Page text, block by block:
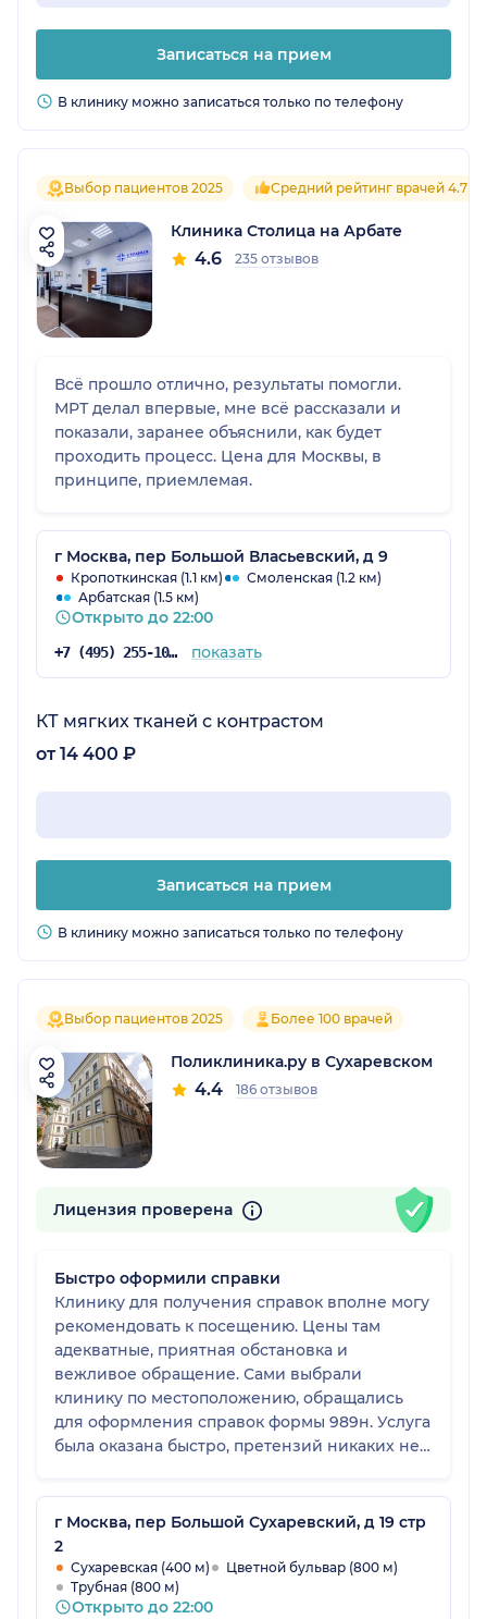
Записаться на прием
В клинику можно записаться только по телефону
Выбор пациентов 2025 Средний рейтинг врачей 4.7
Клиника Столица на Арбате
4.6 235 отзывов
Всё прошло отлично, результаты помогли.
МРТ делал впервые, мне всё рассказали и
показали, заранее объяснили, как будет
проходить процесс. Цена для Москвы, в
принципе, приемлемая.
г Москва, пер Большой Власьевский, д 9
Кропоткинская (1.1 км)
Смоленская (1.2 км)
Арбатская (1.5 км)
Открыто до 22:00
+7 (495) 255-10-78 показать
КТ мягких тканей с контрастом
от 14 400 ₽
Записаться на прием
В клинику можно записаться только по телефону
Выбор пациентов 2025 Более 100 врачей
Поликлиника.ру в Сухаревском
4.4 186 отзывов
Лицензия проверена
Быстро оформили справки
Клинику для получения справок вполне могу
рекомендовать к посещению. Цены там
адекватные, приятная обстановка и
вежливое обращение. Сами выбрали
клинику по местоположению, обращались
для оформления справок формы 989н. Услуга
была оказана быстро, претензий никаких нет.
работать, чтобы привлекать пациента.
г Москва, пер Большой Сухаревский, д 19 стр
2
Сухаревская (400 м)
Цветной бульвар (800 м)
Трубная (800 м)
Открыто до 22:00